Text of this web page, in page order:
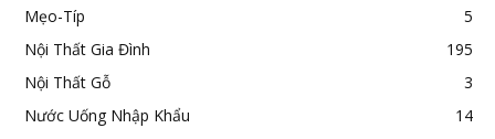
Mẹo-Típ
5
Nội Thất Gia Đình
195
Nội Thất Gỗ
3
Nước Uống Nhập Khẩu
14